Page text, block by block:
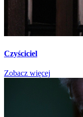
Czyściciel
Zobacz więcej